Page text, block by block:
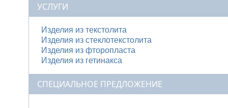
УСЛУГИ
Изделия из текстолита
Изделия из стеклотекстолита
Изделия из фторопласта
Изделия из гетинакса
СПЕЦИАЛЬНОЕ ПРЕДЛОЖЕНИЕ